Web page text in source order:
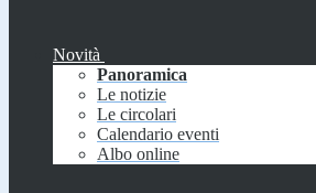
Novità
Panoramica
Le notizie
Le circolari
Calendario eventi
Albo online